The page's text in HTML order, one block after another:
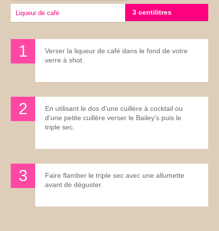
Liqueur de café 3 centilitres
Verser la liqueur de café dans le fond de votre
verre à shot.
En utilisant le dos d'une cuillère à cocktail ou
d'une petite cuillère verser le Bailey's puis le
triple sec.
Faire flamber le triple sec avec une allumette
avant de déguster.